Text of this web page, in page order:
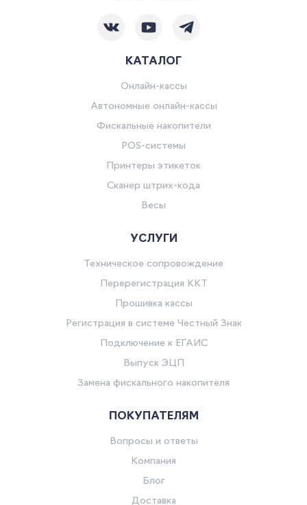
КАТАЛОГ
Онлайн-кассы
Автономные онлайн-кассы
Фискальные накопители
POS-системы
Принтеры этикеток
Сканер штрих-кода
Весы
УСЛУГИ
Техническое сопровождение
Перерегистрация ККТ
Прошивка кассы
Регистрация в системе Честный Знак
Подключение к ЕГАИС
Выпуск ЭЦП
Замена фискального накопителя
ПОКУПАТЕЛЯМ
Вопросы и ответы
Компания
Блог
Доставка